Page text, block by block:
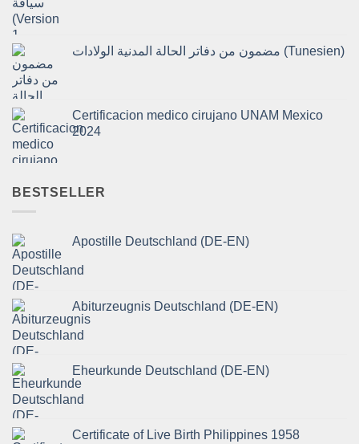
مضمون من دفاتر الحالة المدنية الولادات (Tunesien)
Certificacion medico cirujano UNAM Mexico
2024
BESTSELLER
Apostille Deutschland (DE-EN)
Abiturzeugnis Deutschland (DE-EN)
Eheurkunde Deutschland (DE-EN)
Certificate of Live Birth Philippines 1958